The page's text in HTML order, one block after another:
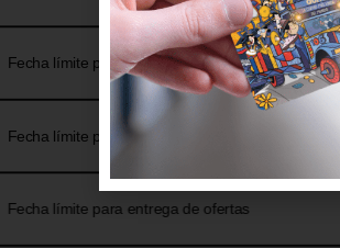
Fecha límite para efectuar preguntas
Fecha límite para emitir respuestas y aclaraciones
Fecha límite para entrega de ofertas